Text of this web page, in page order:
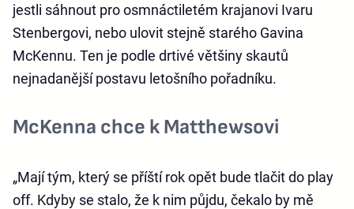
jestli sáhnout pro osmnáctiletém krajanovi Ivaru
Stenbergovi, nebo ulovit stejně starého Gavina
McKennu. Ten je podle drtivé většiny skautů
nejnadanější postavu letošního pořadníku.
McKenna chce k Matthewsovi
„Mají tým, který se příští rok opět bude tlačit do play
off. Kdyby se stalo, že k nim půjdu, čekalo by mě